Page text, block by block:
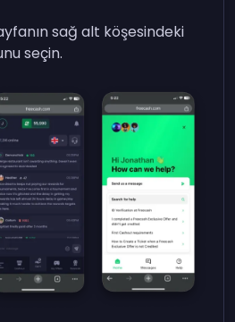
sağ alt köşesindeki
seçin.